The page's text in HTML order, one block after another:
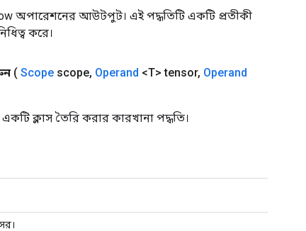
অপারেশনের আউটপুট। এই পদ্ধতিটি একটি প্রতীকী
করে।
( Scope scope, Operand <T> tensor, Operand
ক্লাস তৈরি করার কারখানা পদ্ধতি।